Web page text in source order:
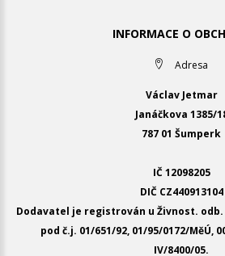
INFORMACE O
Adresa
Václav Jetmar
Janáčkova 1385/
787 01 Šumperk
IČ 12098205
DIČ CZ440913104
Dodavatel je registrován u Živnost.
pod č.j. 01/651/92, 01/95/0172/MěÚ,
IV/8400/05.